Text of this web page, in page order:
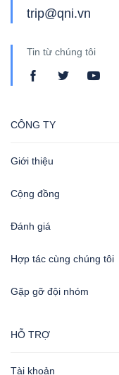
trip@qni.vn
Tin từ chúng tôi
CÔNG TY
Giới thiệu
Cộng đồng
Đánh giá
Hợp tác cùng chúng tôi
Gặp gỡ đội nhóm
HỖ TRỢ
Tài khoản